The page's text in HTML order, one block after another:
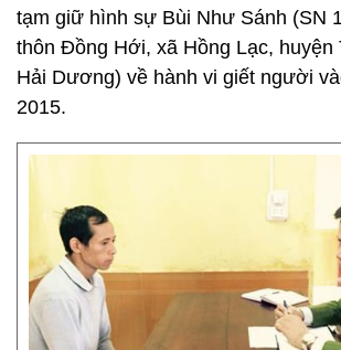
tạm giữ hình sự Bùi Như Sánh (SN
thôn Đồng Hới, xã Hồng Lạc, huyện
Hải Dương) về hành vi giết người
2015.